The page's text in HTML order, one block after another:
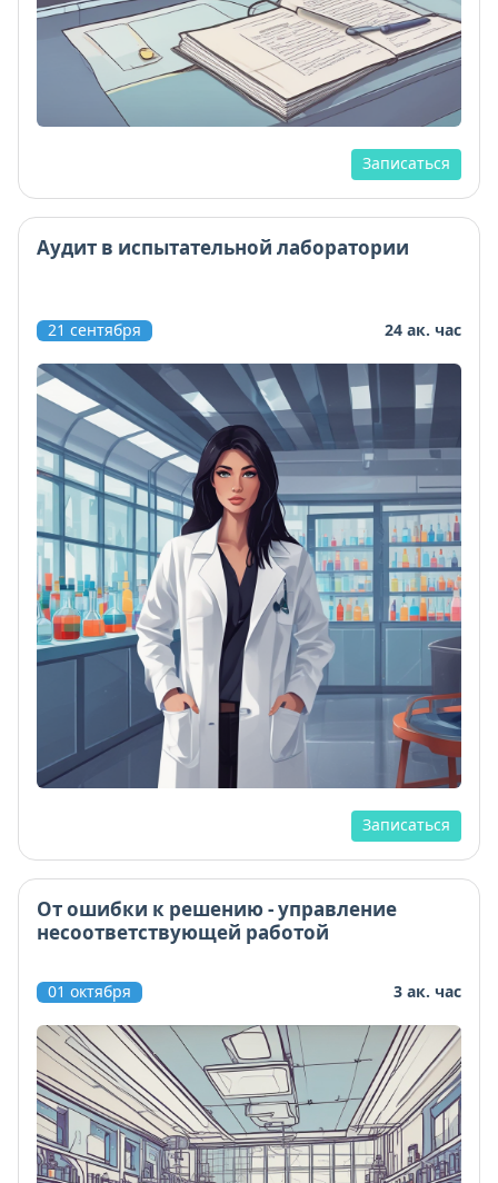
Записаться
Аудит в испытательной лаборатории
21 сентября 24 ак. час
Записаться
От ошибки к решению - управление
несоответствующей работой
01 октября 3 ак. час